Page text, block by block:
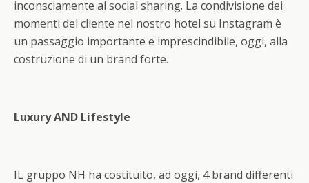
inconsciamente al social sharing. La condivisione dei
momenti del cliente nel nostro hotel su Instagram è
un passaggio importante e imprescindibile, oggi, alla
costruzione di un brand forte.
Luxury AND Lifestyle
IL gruppo NH ha costituito, ad oggi, 4 brand differenti